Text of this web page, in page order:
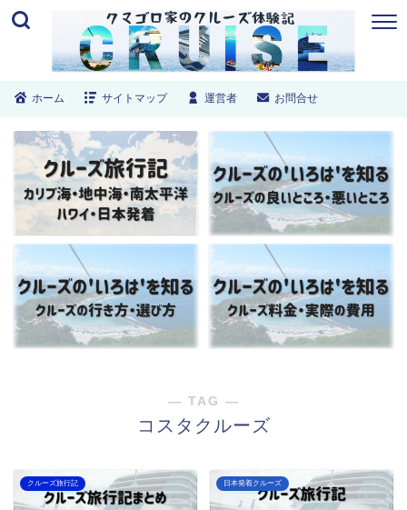
ホーム サイトマップ 運営者 お問合せ
― TAG ―
コスタクルーズ
クルーズ旅行記 日本発着クルーズ